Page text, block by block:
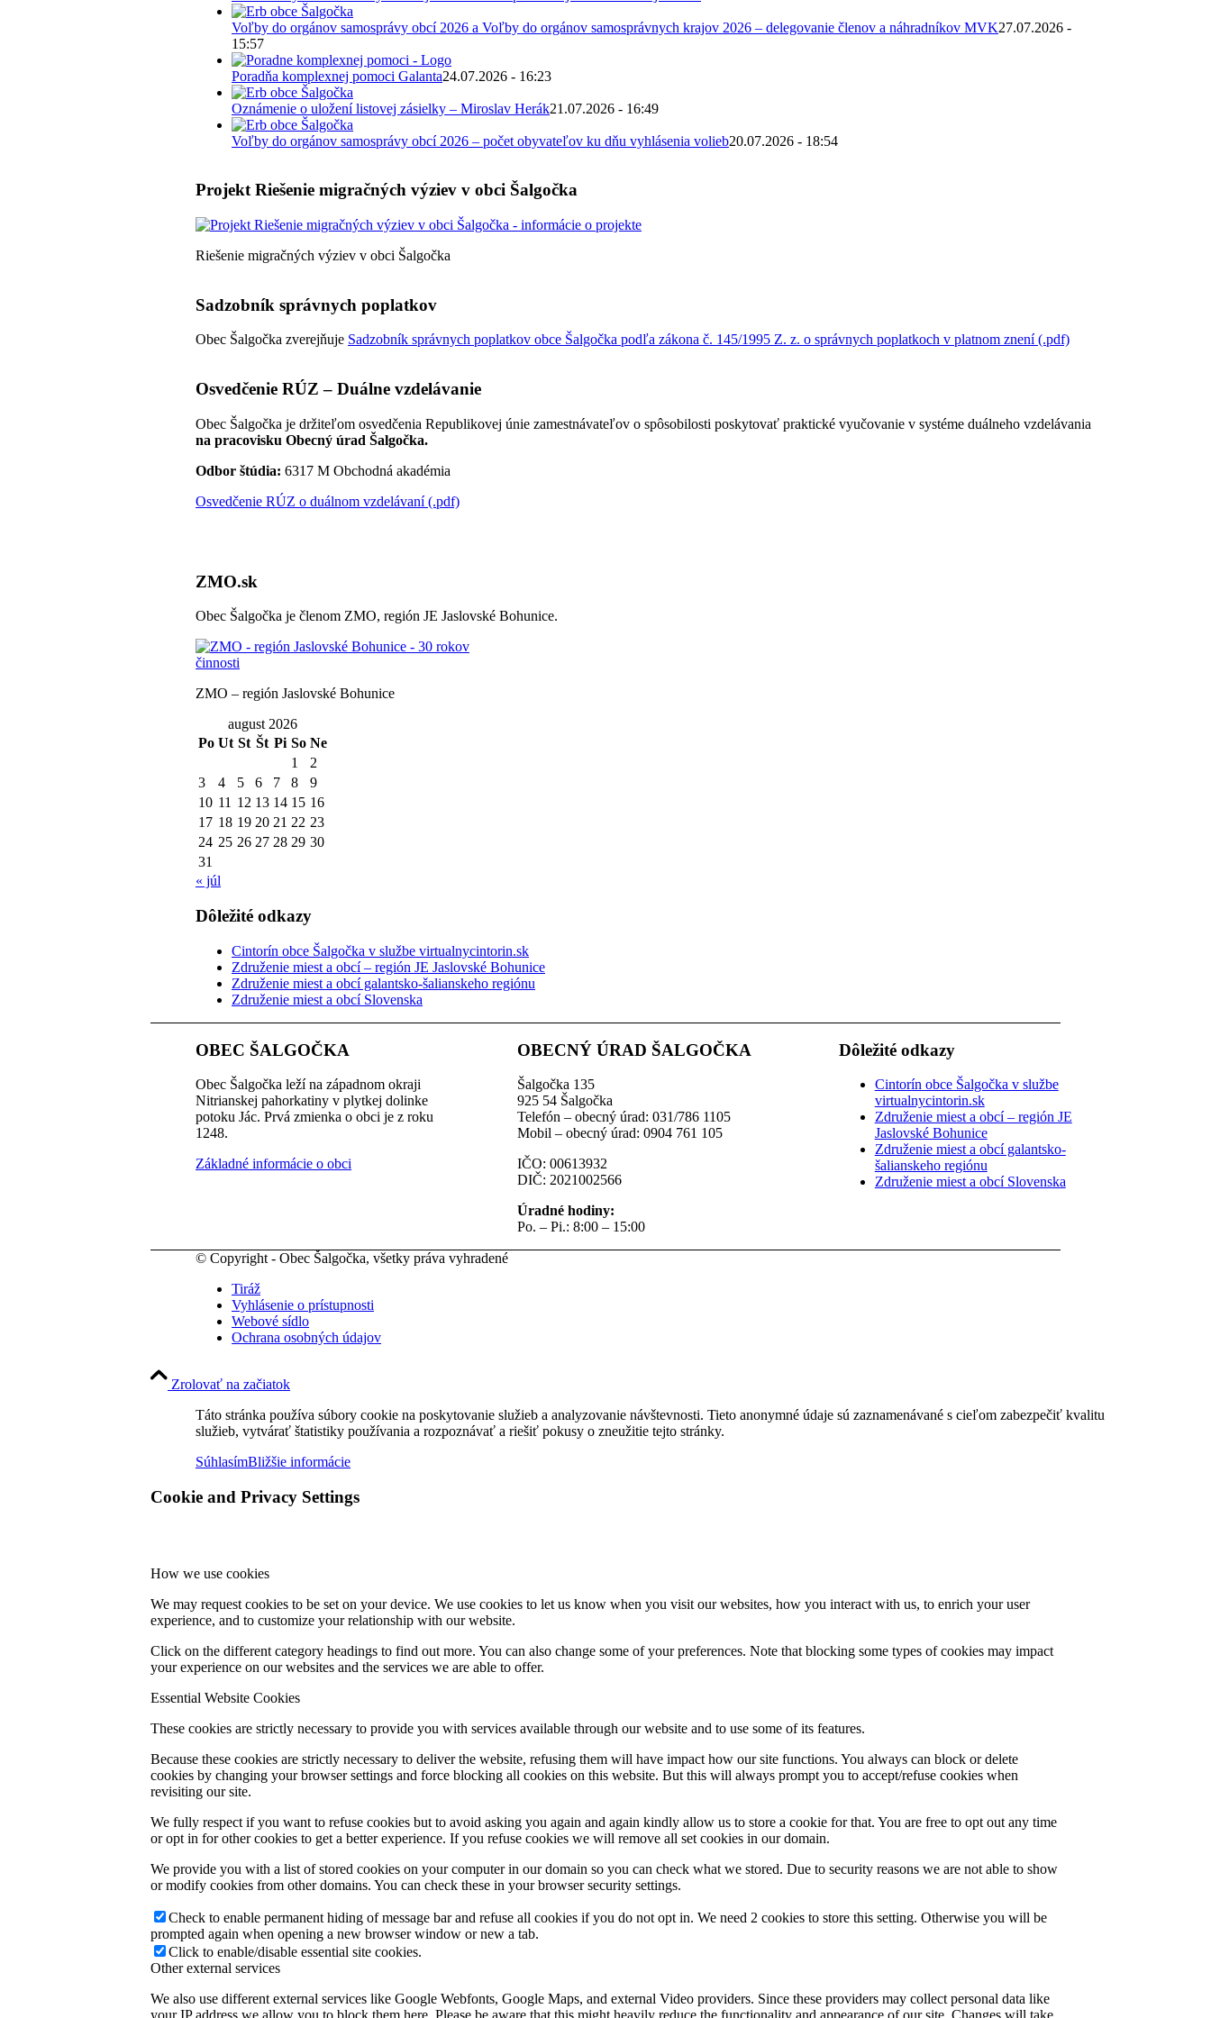
Voľby do orgánov samosprávy obcí 2026 a Voľby do orgánov samosprávnych krajov 2026 – delegovanie členov a náhradníkov MVK27.07.2026 -
15:57
Poradňa komplexnej pomoci Galanta24.07.2026 - 16:23
Oznámenie o uložení listovej zásielky – Miroslav Herák21.07.2026 - 16:49
Voľby do orgánov samosprávy obcí 2026 – počet obyvateľov ku dňu vyhlásenia volieb20.07.2026 - 18:54
Projekt Riešenie migračných výziev v obci Šalgočka
Riešenie migračných výziev v obci Šalgočka
Sadzobník správnych poplatkov
Obec Šalgočka zverejňuje Sadzobník správnych poplatkov obce Šalgočka podľa zákona č. 145/1995 Z. z. o správnych poplatkoch v platnom znení (.pdf)
Osvedčenie RÚZ – Duálne vzdelávanie
Obec Šalgočka je držiteľom osvedčenia Republikovej únie zamestnávateľov o spôsobilosti poskytovať praktické vyučovanie v systéme duálneho vzdelávania
na pracovisku Obecný úrad Šalgočka.
Odbor štúdia: 6317 M Obchodná akadémia
Osvedčenie RÚZ o duálnom vzdelávaní (.pdf)
ZMO.sk
Obec Šalgočka je členom ZMO, región JE Jaslovské Bohunice.
ZMO – región Jaslovské Bohunice
august 2026
Po Ut St Št Pi So Ne
1
2
3
4 5 6 7 8
9
10 11 12 13 14 15 16
17 18 19 20 21 22 23
24 25 26 27 28 29 30
31
« júl
Dôležité odkazy
Cintorín obce Šalgočka v službe virtualnycintorin.sk
Združenie miest a obcí – región JE Jaslovské Bohunice
Združenie miest a obcí galantsko-šalianskeho regiónu
Združenie miest a obcí Slovenska
OBEC ŠALGOČKA
Obec Šalgočka leží na západnom okraji
Nitrianskej pahorkatiny v plytkej dolinke
potoku Jác. Prvá zmienka o obci je z roku
1248.
Základné informácie o obci
OBECNÝ ÚRAD ŠALGOČKA
Šalgočka 135
925 54 Šalgočka
Telefón – obecný úrad: 031/786 1105
Mobil – obecný úrad: 0904 761 105
IČO: 00613932
DIČ: 2021002566
Úradné hodiny:
Po. – Pi.: 8:00 – 15:00
Dôležité odkazy
Cintorín obce Šalgočka v službe
virtualnycintorin.sk
Združenie miest a obcí – región JE
Jaslovské Bohunice
Združenie miest a obcí galantsko-
šalianskeho regiónu
Združenie miest a obcí Slovenska
© Copyright - Obec Šalgočka, všetky práva vyhradené
Tiráž
Vyhlásenie o prístupnosti
Webové sídlo
Ochrana osobných údajov
Zrolovať na začiatok
Táto stránka používa súbory cookie na poskytovanie služieb a analyzovanie návštevnosti. Tieto anonymné údaje sú zaznamenávané s cieľom zabezpečiť kvalitu
služieb, vytvárať štatistiky používania a rozpoznávať a riešiť pokusy o zneužitie tejto stránky.
SúhlasímBližšie informácie
Cookie and Privacy Settings
How we use cookies
We may request cookies to be set on your device. We use cookies to let us know when you visit our websites, how you interact with us, to enrich your user
experience, and to customize your relationship with our website.
Click on the different category headings to find out more. You can also change some of your preferences. Note that blocking some types of cookies may impact
your experience on our websites and the services we are able to offer.
Essential Website Cookies
These cookies are strictly necessary to provide you with services available through our website and to use some of its features.
Because these cookies are strictly necessary to deliver the website, refusing them will have impact how our site functions. You always can block or delete
cookies by changing your browser settings and force blocking all cookies on this website. But this will always prompt you to accept/refuse cookies when
revisiting our site.
We fully respect if you want to refuse cookies but to avoid asking you again and again kindly allow us to store a cookie for that. You are free to opt out any time
or opt in for other cookies to get a better experience. If you refuse cookies we will remove all set cookies in our domain.
We provide you with a list of stored cookies on your computer in our domain so you can check what we stored. Due to security reasons we are not able to show
or modify cookies from other domains. You can check these in your browser security settings.
Check to enable permanent hiding of message bar and refuse all cookies if you do not opt in. We need 2 cookies to store this setting. Otherwise you will be
prompted again when opening a new browser window or new a tab.
Click to enable/disable essential site cookies.
Other external services
We also use different external services like Google Webfonts, Google Maps, and external Video providers. Since these providers may collect personal data like
your IP address we allow you to block them here. Please be aware that this might heavily reduce the functionality and appearance of our site. Changes will take